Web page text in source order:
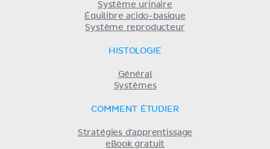
Système urinaire
Équilibre acido-basique
Système reproducteur
HISTOLOGIE
Général
Systèmes
COMMENT ÉTUDIER
Stratégies d'apprentissage
eBook gratuit